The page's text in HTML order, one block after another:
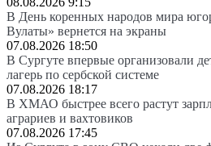
В День коренных народов мира
Вулаты» вернется на экраны
07.08.2026 18:50
В Сургуте впервые организовали
лагерь по сербской системе
07.08.2026 18:17
В ХМАО быстрее всего растут
аграриев и вахтовиков
07.08.2026 17:45